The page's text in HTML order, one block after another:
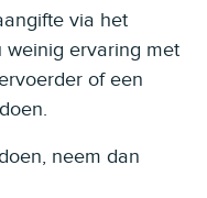
via het
weinig ervaring met
of een
neem dan